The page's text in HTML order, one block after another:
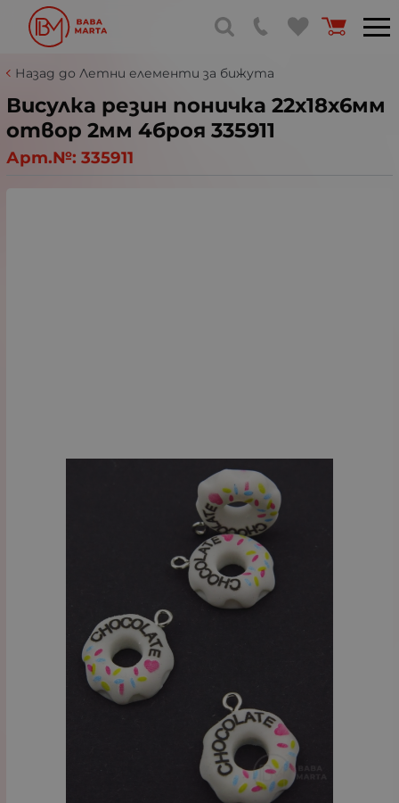
Назад до Летни елементи за бижута
Висулка резин поничка 22х18х6мм
отвор 2мм 4броя 335911
Арт.№: 335911